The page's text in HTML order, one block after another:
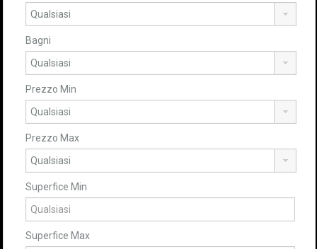
Bagni
Prezzo Min
Prezzo Max
Superfice Min
Superfice Max